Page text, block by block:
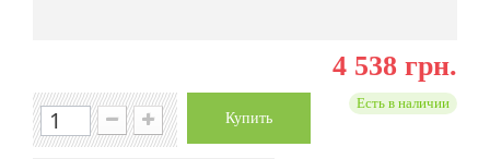
4 538 грн.
Купить
Есть в наличии